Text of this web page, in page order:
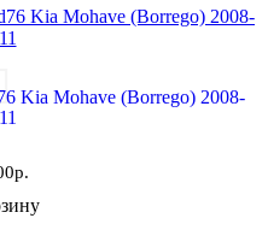
Kia Mohave (Borrego) 2008-